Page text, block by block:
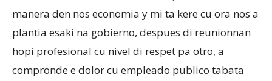
manera den nos economia y mi ta kere cu ora nos a
plantia esaki na gobierno, despues di reunionnan
hopi profesional cu nivel di respet pa otro, a
compronde e dolor cu empleado publico tabata